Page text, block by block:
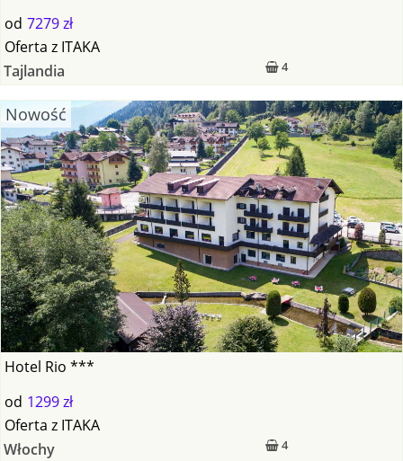
od 7279 zł
4
Oferta z ITAKA
Tajlandia
Hotel Rio ***
od 1299 zł
4
Nowość
Oferta z ITAKA
Włochy